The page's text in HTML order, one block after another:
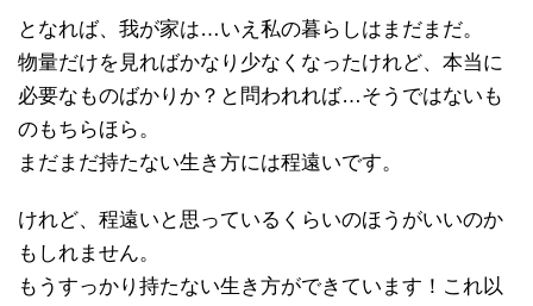
となれば、我が家は…いえ私の暮らしはまだまだ。
物量だけを見ればかなり少なくなったけれど、本当に
必要なものばかりか？と問われれば…そうではないも
のもちらほら。
まだまだ持たない生き方には程遠いです。
けれど、程遠いと思っているくらいのほうがいいのか
もしれません。
もうすっかり持たない生き方ができています！これ以